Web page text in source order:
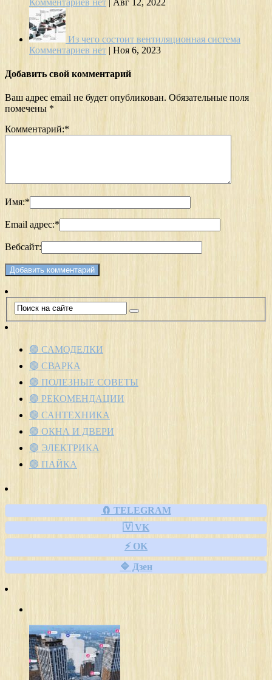
Из чего состоит вентиляционная система
Комментариев нет | Ноя 6, 2023
Добавить свой комментарий
Ваш адрес email не будет опубликован. Обязательные поля
помечены *
Комментарий:*
Имя:*
Email адрес:*
Вебсайт:
🟢 САМОДЕЛКИ
🟢 СВАРКА
🟢 ПОЛЕЗНЫЕ СОВЕТЫ
🟢 РЕКОМЕНДАЦИИ
🟢 САНТЕХНИКА
🟢 ОКНА И ДВЕРИ
🟢 ЭЛЕКТРИКА
🟢 ПАЙКА
🧲 TELEGRAM
🇻 VK
⚡ OK
🔷 Дзен